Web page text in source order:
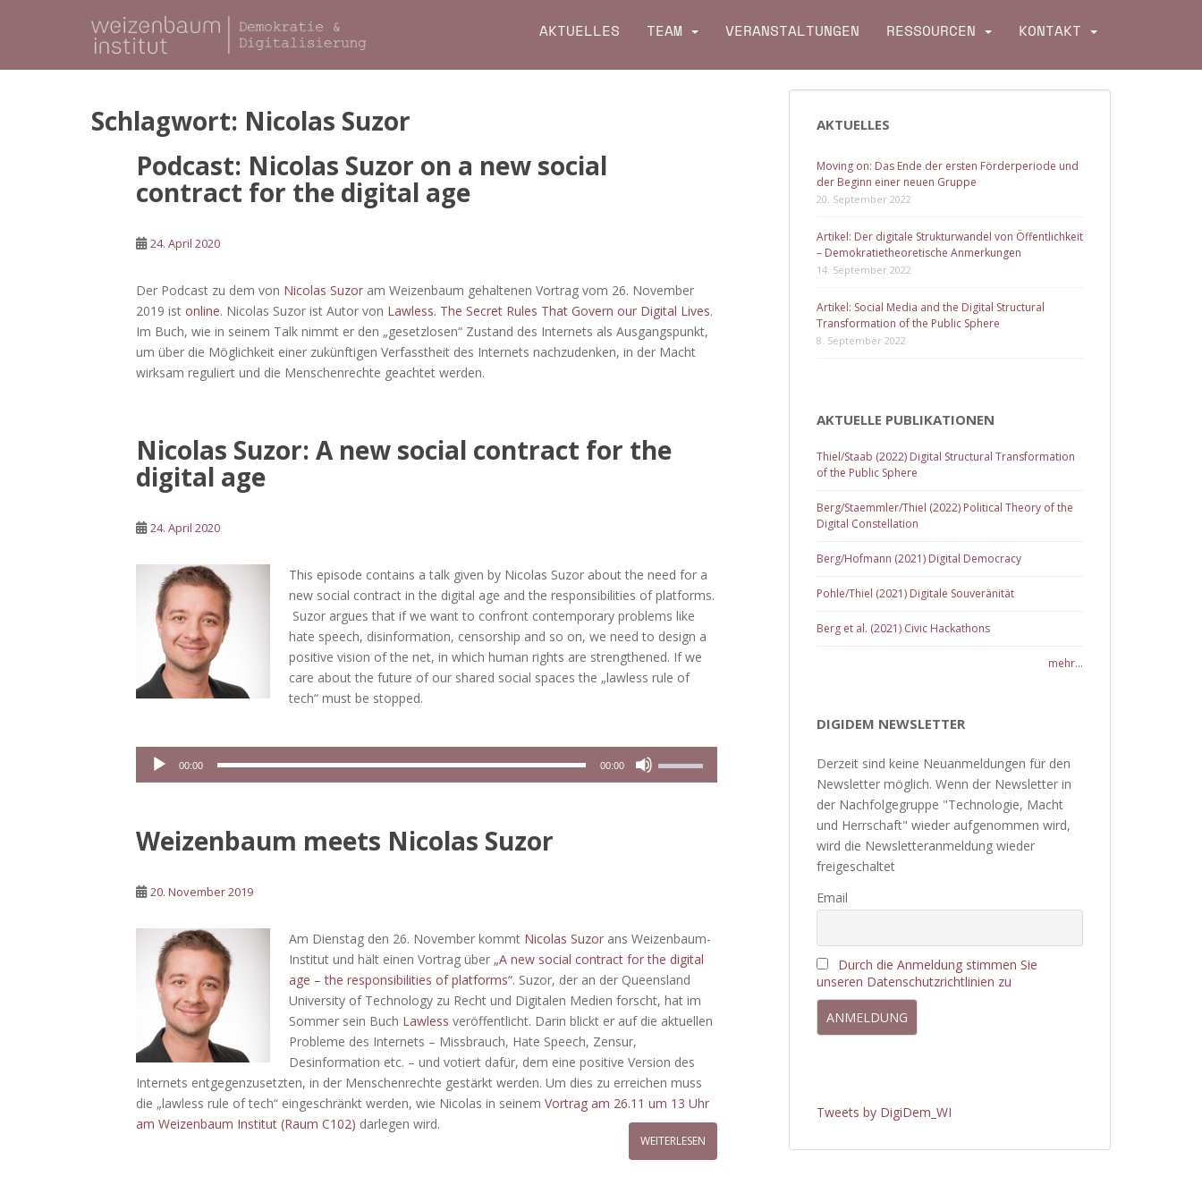
p
AKTUELLES TEAM VERANSTALTUNGEN RESSOURCEN KONTAKT
Schlagwort: Nicolas Suzor
Podcast: Nicolas Suzor on a new social
contract for the digital age
24. April 2020
Der Podcast zu dem von Nicolas Suzor am Weizenbaum gehaltenen Vortrag vom 26. November
2019 ist online. Nicolas Suzor ist Autor von Lawless. The Secret Rules That Govern our Digital Lives.
Im Buch, wie in seinem Talk nimmt er den „gesetzlosen“ Zustand des Internets als Ausgangspunkt,
um über die Möglichkeit einer zukünftigen Verfasstheit des Internets nachzudenken, in der Macht
wirksam reguliert und die Menschenrechte geachtet werden.
Nicolas Suzor: A new social contract for the
digital age
24. April 2020
This episode contains a talk given by Nicolas Suzor about the need for a
new social contract in the digital age and the responsibilities of platforms.
Suzor argues that if we want to confront contemporary problems like
hate speech, disinformation, censorship and so on, we need to design a
positive vision of the net, in which human rights are strengthened. If we
care about the future of our shared social spaces the „lawless rule of
tech“ must be stopped.
Audio-
Player
00:00 00:00
Weizenbaum meets Nicolas Suzor
20. November 2019
Am Dienstag den 26. November kommt Nicolas Suzor ans Weizenbaum-
Institut und hält einen Vortrag über „A new social contract for the digital
age – the responsibilities of platforms“. Suzor, der an der Queensland
University of Technology zu Recht und Digitalen Medien forscht, hat im
Sommer sein Buch Lawless veröffentlicht. Darin blickt er auf die aktuellen
Probleme des Internets – Missbrauch, Hate Speech, Zensur,
Desinformation etc. – und votiert dafür, dem eine positive Version des
Internets entgegenzusetzten, in der Menschenrechte gestärkt werden. Um dies zu erreichen muss
die „lawless rule of tech“ eingeschränkt werden, wie Nicolas in seinem Vortrag am 26.11 um 13 Uhr
am Weizenbaum Institut (Raum C102) darlegen wird.
WEITERLESEN
AKTUELLES
Moving on: Das Ende der ersten Förderperiode und
der Beginn einer neuen Gruppe
20. September 2022
Artikel: Der digitale Strukturwandel von Öffentlichkeit
– Demokratietheoretische Anmerkungen
14. September 2022
Artikel: Social Media and the Digital Structural
Transformation of the Public Sphere
8. September 2022
AKTUELLE PUBLIKATIONEN
Thiel/Staab (2022) Digital Structural Transformation
of the Public Sphere
Berg/Staemmler/Thiel (2022) Political Theory of the
Digital Constellation
Berg/Hofmann (2021) Digital Democracy
Pohle/Thiel (2021) Digitale Souveränität
Berg et al. (2021) Civic Hackathons
mehr...
DIGIDEM NEWSLETTER
Derzeit sind keine Neuanmeldungen für den
Newsletter möglich. Wenn der Newsletter in
der Nachfolgegruppe "Technologie, Macht
und Herrschaft" wieder aufgenommen wird,
wird die Newsletteranmeldung wieder
freigeschaltet
Email
Durch die Anmeldung stimmen Sie
unseren Datenschutzrichtlinien zu
Tweets by DigiDem_WI